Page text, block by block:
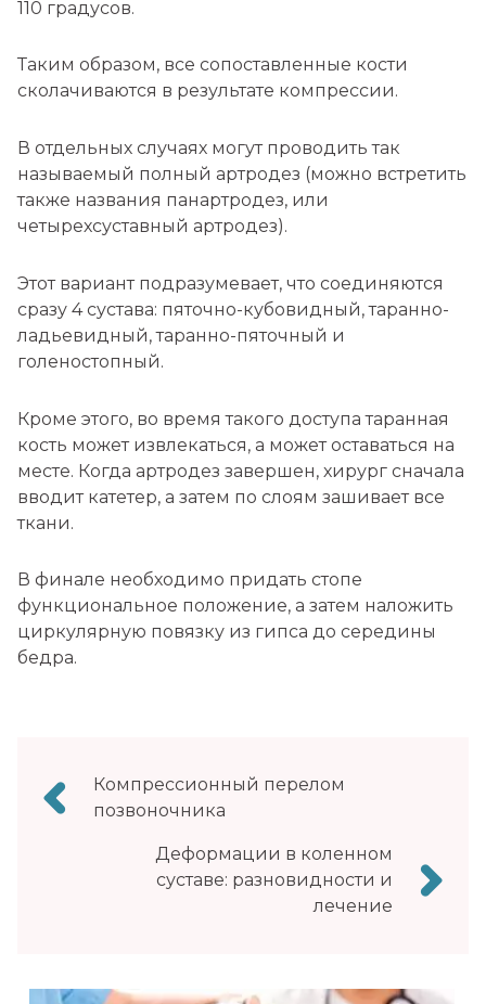
110 градусов.
Таким образом, все сопоставленные кости
сколачиваются в результате компрессии.
В отдельных случаях могут проводить так
называемый полный артродез (можно встретить
также названия панартродез, или
четырехсуставный артродез).
Этот вариант подразумевает, что соединяются
сразу 4 сустава: пяточно-кубовидный, таранно-
ладьевидный, таранно-пяточный и
голеностопный.
Кроме этого, во время такого доступа таранная
кость может извлекаться, а может оставаться на
месте. Когда артродез завершен, хирург сначала
вводит катетер, а затем по слоям зашивает все
ткани.
В финале необходимо придать стопе
функциональное положение, а затем наложить
циркулярную повязку из гипса до середины
бедра.
Навигация
по
записям
Компрессионный перелом
позвоночника
Деформации в коленном
суставе: разновидности и
лечение